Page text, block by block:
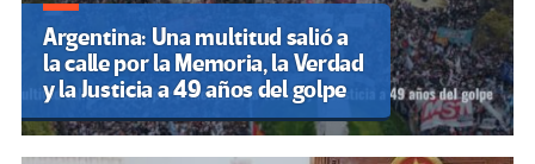
Argentina: Una multitud salió a
la calle por la Memoria, la Verdad
y la Justicia a 49 años del golpe